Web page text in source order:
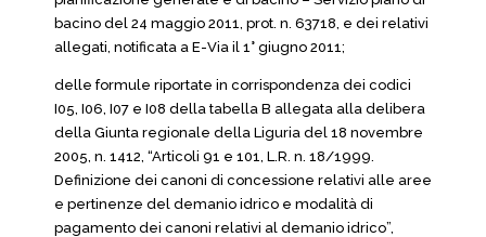
bacino del 24 maggio 2011, prot. n. 63718, e dei relativi
allegati, notificata a E-Via il 1° giugno 2011;
delle formule riportate in corrispondenza dei codici
I05, I06, I07 e I08 della tabella B allegata alla delibera
della Giunta regionale della Liguria del 18 novembre
2005, n. 1412, “Articoli 91 e 101, L.R. n. 18/1999.
Definizione dei canoni di concessione relativi alle aree
e pertinenze del demanio idrico e modalità di
pagamento dei canoni relativi al demanio idrico”,